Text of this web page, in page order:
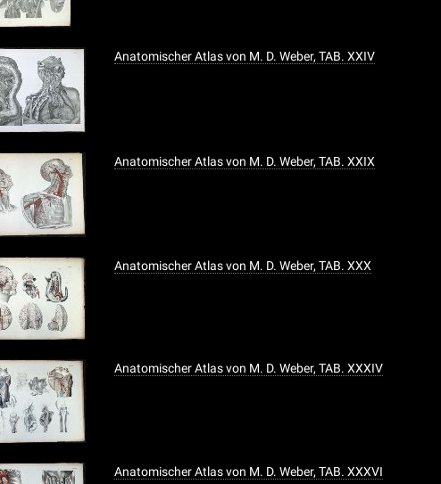
Anatomischer Atlas von M. D. Weber, TAB. XXIV
Anatomischer Atlas von M. D. Weber, TAB. XXIX
Anatomischer Atlas von M. D. Weber, TAB. XXX
Anatomischer Atlas von M. D. Weber, TAB. XXXIV
Anatomischer Atlas von M. D. Weber, TAB. XXXVI